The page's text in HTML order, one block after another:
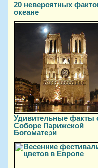
20 невероятных
океане
Удивительные факты
Соборе Парижской
Богоматери